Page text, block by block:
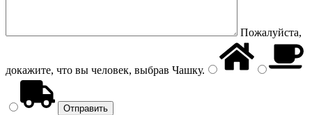
Пожалуйста,
докажите, что вы человек, выбрав Чашку.